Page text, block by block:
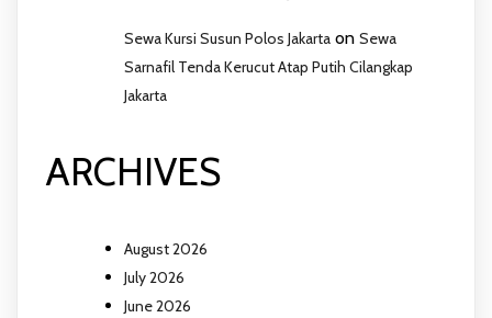
Sewa Kursi Susun Polos Jakarta on Sewa
Sarnafil Tenda Kerucut Atap Putih Cilangkap
Jakarta
ARCHIVES
August 2026
July 2026
June 2026